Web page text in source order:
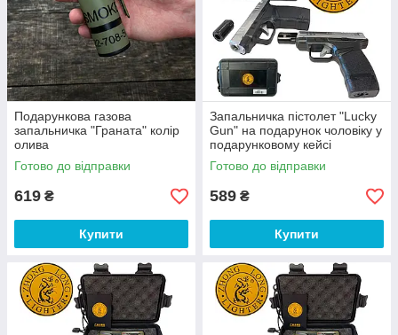
Подарункова газова
запальничка "Граната" колір
олива
Готово до відправки
619 ₴
Купити
Запальничка пістолет "Lucky
Gun" на подарунок чоловіку у
подарунковому кейсі
Готово до відправки
589 ₴
Купити